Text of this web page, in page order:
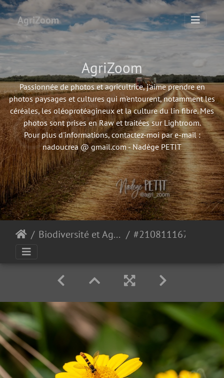
AgriZoom
AgriZoom
Passionnée de photos et agricultrice, j'aime prendre en
photos paysages et cultures qui m'entourent, notamment les
céréales, les oléoprotéagineux et la culture du lin fibre. Mes
photos sont prises en Raw et traitées sur Lightroom.
Pour plus d'informations, contactez-moi par e-mail :
nadoucrea @ gmail.com - Nadège PETIT
Biodiversité et Agroécologie